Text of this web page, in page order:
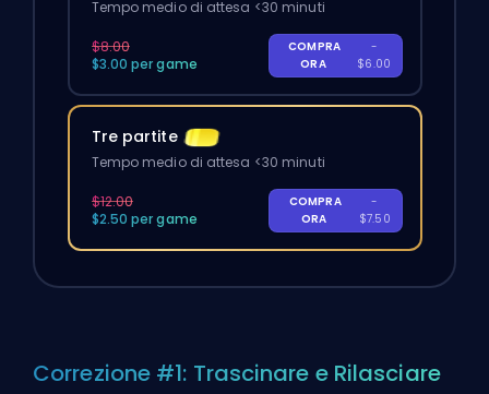
Tempo medio di attesa <30 minuti
$8.00
$3.00 per game
COMPRA
ORA
-
$6.00
Tre partite
Tempo medio di attesa <30 minuti
$12.00
$2.50 per game
COMPRA
ORA
-
$7.50
Correzione #1: Trascinare e Rilasciare